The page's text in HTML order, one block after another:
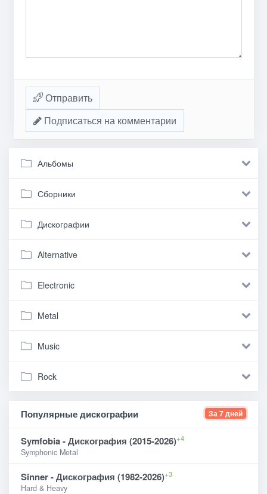
Отправить
Подписаться на комментарии
Альбомы
Сборники
Дискографии
Alternative
Electronic
Metal
Music
Rock
Популярные дискографии За 7 дней
Symfobia - Дискография (2015-2026)+4
Symphonic Metal
Sinner - Дискография (1982-2026)+3
Hard & Heavy